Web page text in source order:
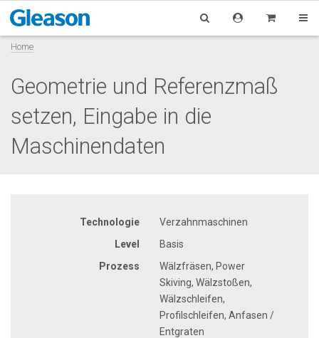
Home
Geometrie und Referenzmaß
setzen, Eingabe in die
Maschinendaten
Technologie
Verzahnmaschinen
Level
Basis
Prozess
Wälzfräsen, Power
Skiving, Wälzstoßen,
Wälzschleifen,
Profilschleifen, Anfasen /
Entgraten